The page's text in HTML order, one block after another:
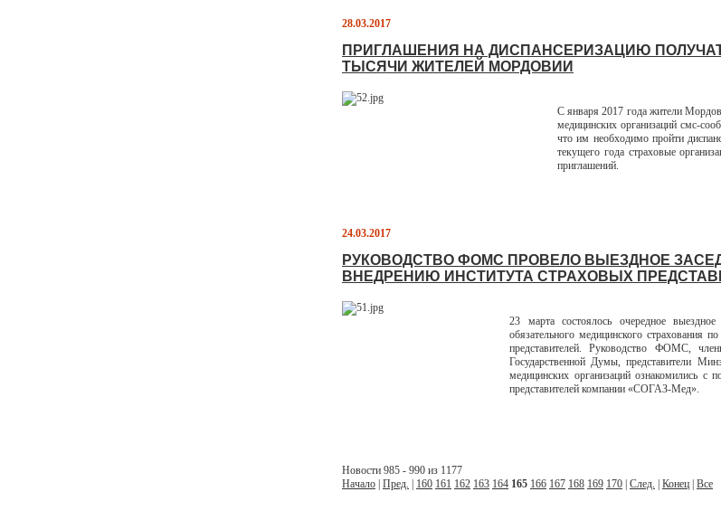
28.03.2017
ПРИГЛАШЕНИЯ НА ДИСПАНСЕРИЗАЦИЮ ПОЛУЧАТ
ТЫСЯЧИ ЖИТЕЛЕЙ МОРДОВИИ
С января 2017 года жители
медицинских организаций смс-
что им необходимо пройти
текущего года страховые
приглашений.
24.03.2017
РУКОВОДСТВО ФОМС ПРОВЕЛО ВЫЕЗДНОЕ
ВНЕДРЕНИЮ ИНСТИТУТА СТРАХОВЫХ
23 марта состоялось очередное
обязательного медицинского страхования
представителей. Руководство ФОМС,
Государственной Думы, представители
медицинских организаций ознакомились с
представителей компании «СОГАЗ-Мед».
Новости 985 - 990 из 1177
Начало Пред. 160 161 162 163 164 165 166 167 168 169 170 След. Конец Все